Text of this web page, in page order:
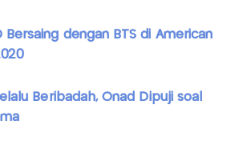
Bersaing dengan BTS di American
Beribadah, Onad Dipuji soal